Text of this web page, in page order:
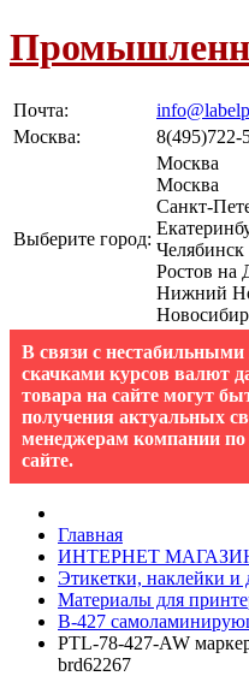
Почта:
Москва: 8(495)722-
Выберите город:
Москва
Москва
Санкт-
Челябинск
Ростов на
Нижний
В связи с
скачками курсов валют
товара на сайте могут
получения актуальных
менеджерам компании
сайте.
Главная
ИНТЕРНЕТ
Этикетки, наклейки и
Материалы для
B-427
PTL-78-427-AW
brd62267